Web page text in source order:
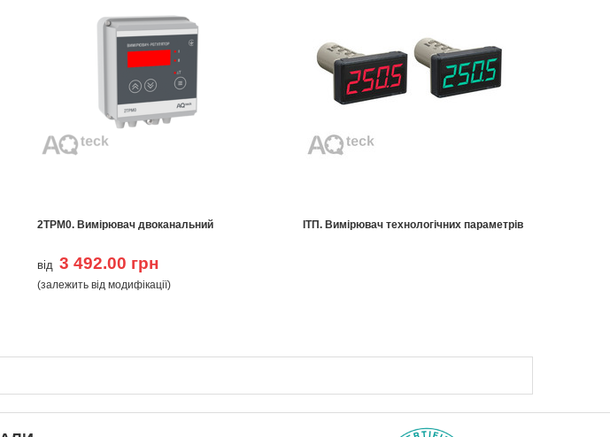
2ТРМ0. Вимірювач двоканальний
від 3 492.00 грн
(залежить від модифікації)
ІТП. Вимірювач технологічних параметрів